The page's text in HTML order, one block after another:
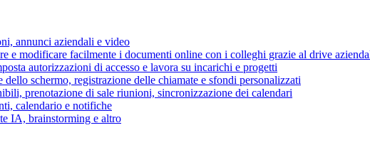
annunci aziendali e video
e modificare facilmente i documenti online con i colleghi grazie al drive
autorizzazioni di accesso e lavora su incarichi e progetti
schermo, registrazione delle chiamate e sfondi personalizzati
prenotazione di sale riunioni, sincronizzazione dei calendari
calendario e notifiche
IA, brainstorming e altro